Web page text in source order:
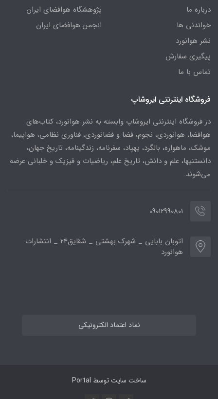
درباره ما
خواندنی ها
نشر هوانورد
پیگیری سفارش
تماس با ما
پژوهشگاه هوافضای ایران
انجمن هوافضای ایران
فروشگاه اینترنتی ایروشاپ
در فروشگاه اینترنتی ایروشاپ وابسته به نشر هوانورد، کتاب‌های
هوافضا، هوانوردی، نجوم، فضا و فضانوردی، فناوری نظامی، هواپیما،
موشک، ماهواره، بالگرد، پهپاد، سفرنامه، زندگینامه، تاریخ جهان،
دانستنیها، علم و دانش، تاریخ علم، ریاضیات و فیزیک و خلبانی عرضه
می‌شوند.
09012990801
اتوبان بابایی _ شهرک بهشتی _ شقایق24 _ انتشارات
هوانورد
نماد اعتماد الکترونیکی
ساخت سایت توسط Portal